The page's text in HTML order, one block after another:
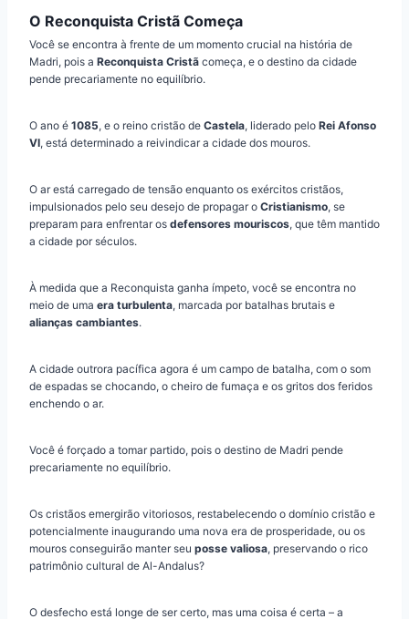
O Reconquista Cristã Começa
Você se encontra à frente de um momento crucial na história de
Madri, pois a Reconquista Cristã começa, e o destino da cidade
pende precariamente no equilíbrio.
O ano é 1085, e o reino cristão de Castela, liderado pelo Rei Afonso
VI, está determinado a reivindicar a cidade dos mouros.
O ar está carregado de tensão enquanto os exércitos cristãos,
impulsionados pelo seu desejo de propagar o Cristianismo, se
preparam para enfrentar os defensores mouriscos, que têm mantido
a cidade por séculos.
À medida que a Reconquista ganha ímpeto, você se encontra no
meio de uma era turbulenta, marcada por batalhas brutais e
alianças cambiantes.
A cidade outrora pacífica agora é um campo de batalha, com o som
de espadas se chocando, o cheiro de fumaça e os gritos dos feridos
enchendo o ar.
Você é forçado a tomar partido, pois o destino de Madri pende
precariamente no equilíbrio.
Os cristãos emergirão vitoriosos, restabelecendo o domínio cristão e
potencialmente inaugurando uma nova era de prosperidade, ou os
mouros conseguirão manter seu posse valiosa, preservando o rico
patrimônio cultural de Al-Andalus?
O desfecho está longe de ser certo, mas uma coisa é certa – a